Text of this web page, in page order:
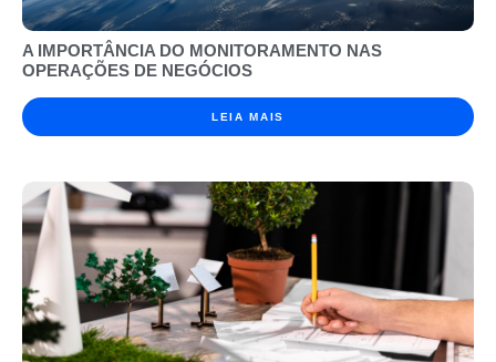
A IMPORTÂNCIA DO MONITORAMENTO NAS
OPERAÇÕES DE NEGÓCIOS
LEIA MAIS